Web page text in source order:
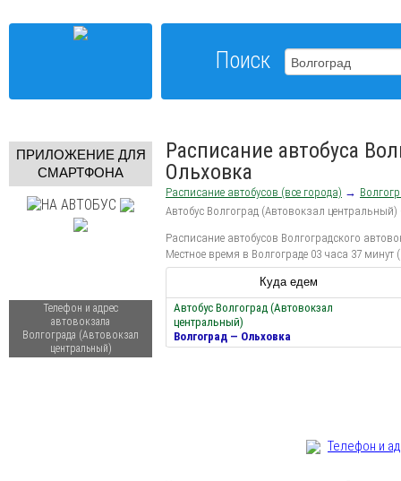
Поиск
ПРИЛОЖЕНИЕ ДЛЯ
СМАРТФОНА
Телефон и адрес
автовокзала
Волгограда (Автовокзал
центральный)
Расписание автобуса
Ольховка
Расписание автобусов (все города) →
Автобус Волгоград (Автовокзал
Расписание автобусов Волгоградского
Местное время в Волгограде 03 часа 37
Куда едем
Автобус Волгоград (Автовокзал
центральный)
Волгоград — Ольховка
Телефон и